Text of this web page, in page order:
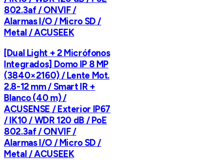
802.3af / ONVIF /
Alarmas I/O / Micro SD /
Metal / ACUSEEK
[Dual Light + 2 Micrófonos
Integrados] Domo IP 8 MP
(3840×2160) / Lente Mot.
2.8-12 mm / Smart IR +
Blanco (40 m) /
ACUSENSE / Exterior IP67
/ IK10 / WDR 120 dB / PoE
802.3af / ONVIF /
Alarmas I/O / Micro SD /
Metal / ACUSEEK